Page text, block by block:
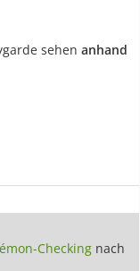
sehen anhand
Checking nach